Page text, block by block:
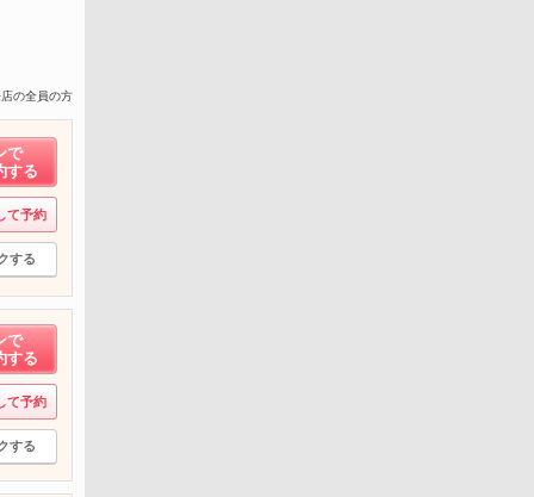
の全員の方
で
する
て予約
する
で
する
て予約
する